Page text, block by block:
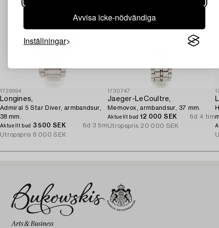
Avvisa icke-nödvändiga
Inställningar
1729994
Longines,
Admiral 5 Star Diver, armbandsur,
38 mm.
Aktuellt bud 3 500 SEK
6d 3 tim
Utropspris 8 000 SEK
1730747
Jaeger-LeCoultre,
Memovox, armbandsur, 37 mm.
Aktuellt bud 12 000 SEK
6d 4 tim
Utropspris 20 000 SEK